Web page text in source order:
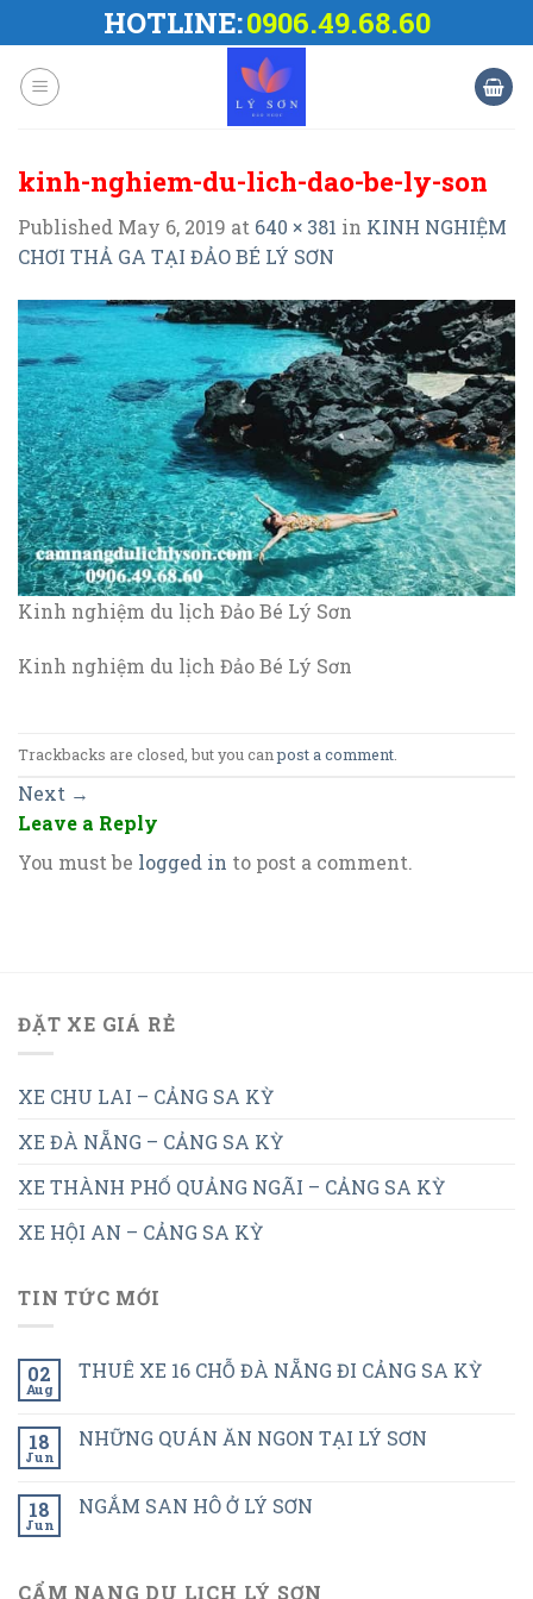
to
content
HOTLINE:0906.49.68.60
kinh-nghiem-du-lich-dao-be-ly-son
Published May 6, 2019 at 640 × 381 in KINH NGHIỆM
CHƠI THẢ GA TẠI ĐẢO BÉ LÝ SƠN
Kinh nghiệm du lịch Đảo Bé Lý Sơn
Kinh nghiệm du lịch Đảo Bé Lý Sơn
Trackbacks are closed, but you canpost a comment
Next →
Leave a Reply
You must be logged in to post a comment.
ĐẶT XE GIÁ RẺ
XE CHU LAI – CẢNG SA KỲ
XE ĐÀ NẴNG – CẢNG SA KỲ
XE THÀNH PHỐ QUẢNG NGÃI – CẢNG SA KỲ
XE HỘI AN – CẢNG SA KỲ
TIN TỨC MỚI
02
Aug
THUÊ XE 16 CHỖ ĐÀ NẴNG ĐI CẢNG SA KỲ
18
Jun
NHỮNG QUÁN ĂN NGON TẠI LÝ SƠN
18
Jun
NGẮM SAN HÔ Ở LÝ SƠN
CẨM NANG DU LỊCH LÝ SƠN